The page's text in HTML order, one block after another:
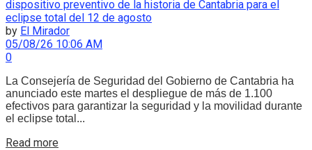
by El Mirador
05/08/26 10:06 AM
0
La Consejería de Seguridad del Gobierno de Cantabria ha
anunciado este martes el despliegue de más de 1.100
efectivos para garantizar la seguridad y la movilidad durante
el eclipse total...
Read more